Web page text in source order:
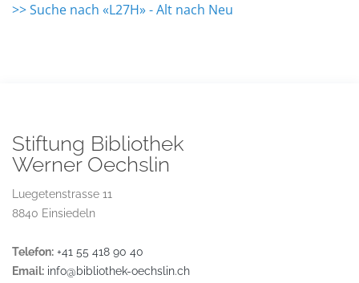
>> Suche nach «L27H» - Alt nach Neu
Stiftung Bibliothek
Werner Oechslin
Luegetenstrasse 11
8840 Einsiedeln
Telefon: +41 55 418 90 40
Email: info@bibliothek-oechslin.ch